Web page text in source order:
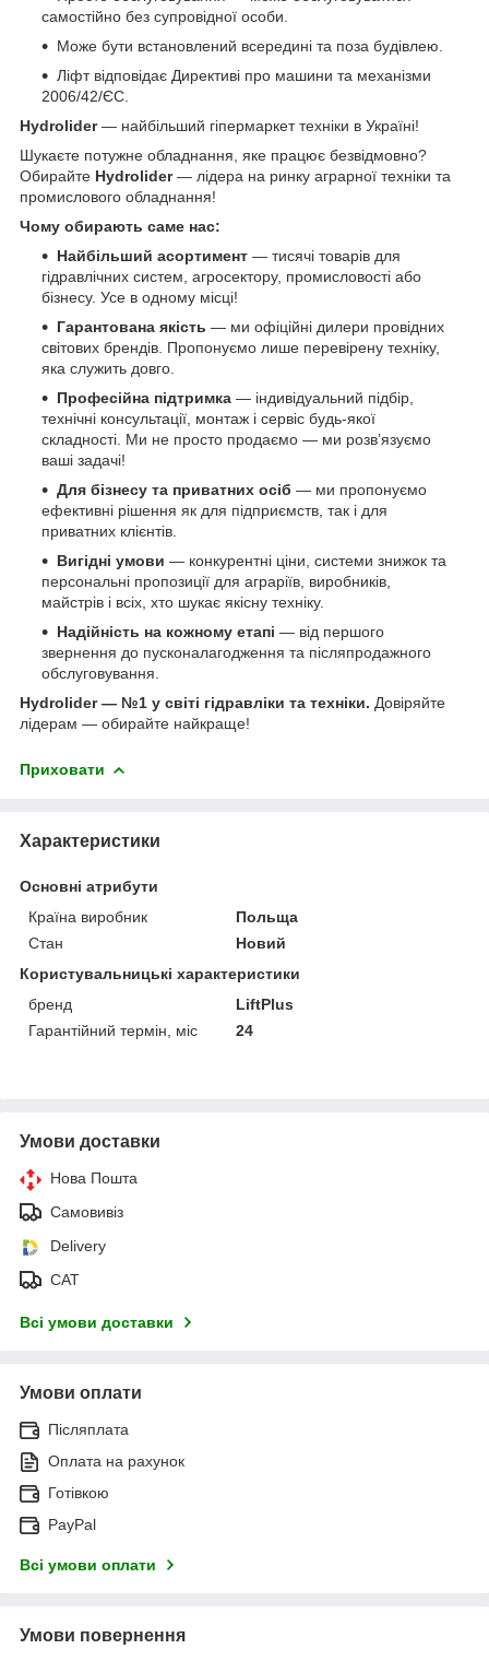
самостійно без супровідної особи.
Може бути встановлений всередині та поза будівлею.
Ліфт відповідає Директиві про машини та механізми
2006/42/ЄС.
Hydrolider— найбільший гіпермаркет техніки в Україні!
Шукаєте потужне обладнання, яке працює безвідмовно?
Обирайте Hydrolider— лідера на ринку аграрної техніки та
промислового обладнання!
Чому обирають саме нас:
Найбільший асортимент — тисячі товарів для
гідравлічних систем, агросектору, промисловості або
бізнесу. Усе в одному місці!
Гарантована якість — ми офіційні дилери провідних
світових брендів. Пропонуємо лише перевірену техніку,
яка служить довго.
Професійна підтримка — індивідуальний підбір,
технічні консультації, монтаж і сервіс будь-якої
складності. Ми не просто продаємо — ми розв’язуємо
ваші задачі!
Для бізнесу та приватних осіб — ми пропонуємо
ефективні рішення як для підприємств, так і для
приватних клієнтів.
Вигідні умови — конкурентні ціни, системи знижок та
персональні пропозиції для аграріїв, виробників,
майстрів і всіх, хто шукає якісну техніку.
Надійність на кожному етапі — від першого
звернення до пусконалагодження та післяпродажного
обслуговування.
Hydrolider — №1 у світі гідравліки та техніки. Довіряйте
лідерам — обирайте найкраще!
Приховати
Характеристики
Основні атрибути
Країна виробник
Польща
Стан
Новий
Користувальницькі характеристики
бренд
LiftPlus
Гарантійний термін, міс
24
Умови доставки
Нова Пошта
Самовивіз
Delivery
САТ
Всі умови доставки
Умови оплати
Післяплата
Оплата на рахунок
Готівкою
PayPal
Всі умови оплати
Умови повернення